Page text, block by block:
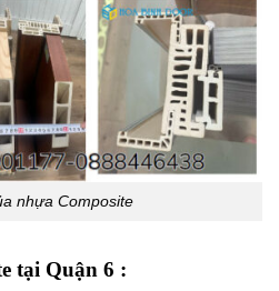
nhựa Composite
tại Quận 6 :